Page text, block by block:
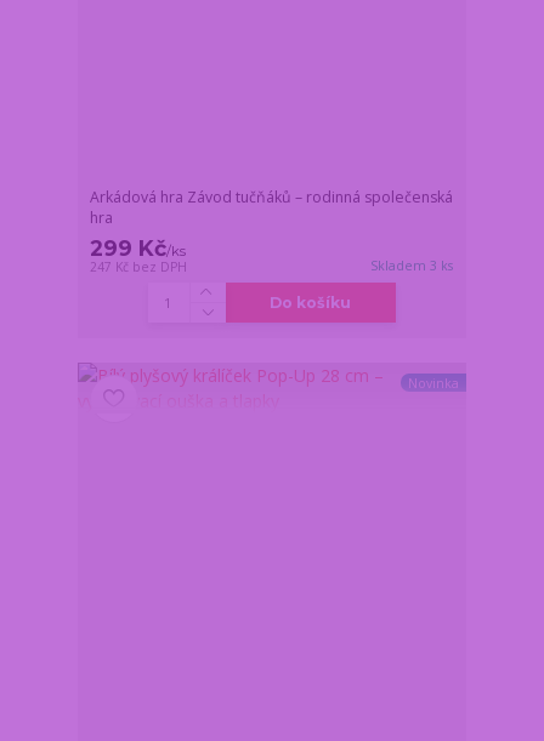
Arkádová hra Závod tučňáků – rodinná společenská
hra
299 Kč/ks
247 Kč bez DPH Skladem 3 ks
Do košíku
Novinka